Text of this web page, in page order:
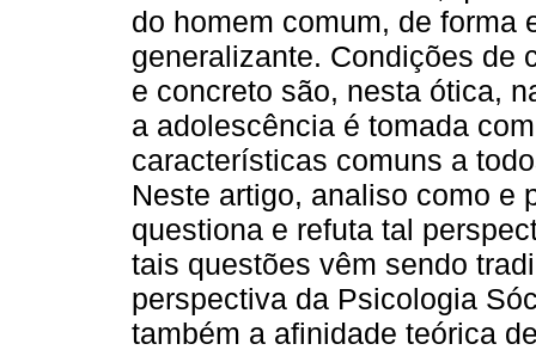
do homem comum, de forma
generalizante. Condições de
e concreto são, nesta ótica,
a adolescência é tomada
características comuns a
Neste artigo, analiso como e
questiona e refuta tal
tais questões vêm sendo
perspectiva da Psicologia
também a afinidade teórica